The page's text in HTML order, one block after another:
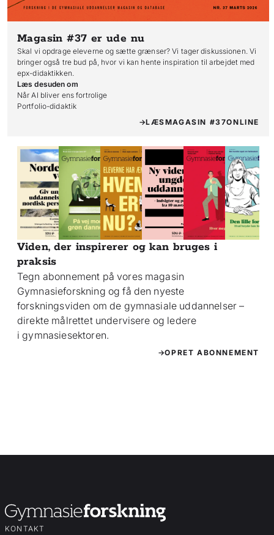
Magasin #37 er ude nu
Skal vi opdrage eleverne og sætte grænser? Vi tager diskussionen. Vi
bringer også tre bud på, hvor vi kan hente inspiration til arbejdet med
epx-didaktikken.
Læs desuden om
Når AI bliver ens fortrolige
Portfolio-didaktik
LÆSMAGASIN #37ONLINE
Viden, der inspirerer og kan bruges i
praksis
Tegn abonnement på vores magasin
Gymnasieforskning og få den nyeste
forskningsviden om de gymnasiale uddannelser –
direkte målrettet undervisere og ledere
i gymnasiesektoren.
OPRET ABONNEMENT
KONTAKT